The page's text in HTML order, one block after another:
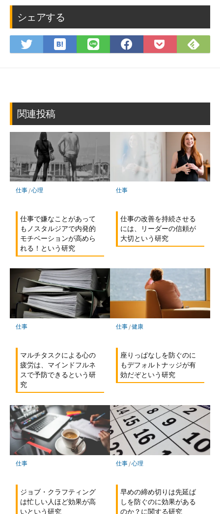
シェアする
Twitter
で
は
て
ク
ー
ク
に
保
存
LINE
で
Facebook
で
Pocket
に
で
関連投稿
仕事/心理
仕事で嫌なことがあって
もノスタルジアで内発的
モチベーションが高めら
れる！という研究
仕事
仕事の改善を持続させる
には、リーダーの信頼が
大切という研究
仕事
マルチタスクによる心の
疲労は、マインドフルネ
スで予防できるという研
究
仕事/健康
座りっぱなしを防ぐのに
もデフォルトナッジが有
効だぞという研究
仕事
ジョブ・クラフティング
は忙しい人ほど効果が高
いという研究
仕事/心理
早めの締め切りは先延ば
しを防ぐのに効果がある
のか？に関する研究